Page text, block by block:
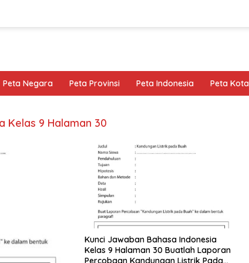
Peta Negara Peta Provinsi Peta Indonesia Peta Kota
Kelas 9 Halaman 30
Kunci Jawaban Bahasa Indonesia
Kelas 9 Halaman 30 Buatlah Laporan
Percobaan Kandungan Listrik Pada